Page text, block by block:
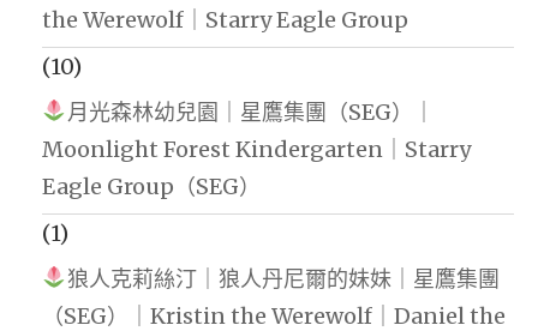
the Werewolf｜Starry Eagle Group
(10)
月光森林幼兒園｜星鷹集團（SEG）｜
Moonlight Forest Kindergarten｜Starry
Eagle Group（SEG）
(1)
狼人克莉絲汀｜狼人丹尼爾的妹妹｜星鷹集團
（SEG）｜Kristin the Werewolf｜Daniel the